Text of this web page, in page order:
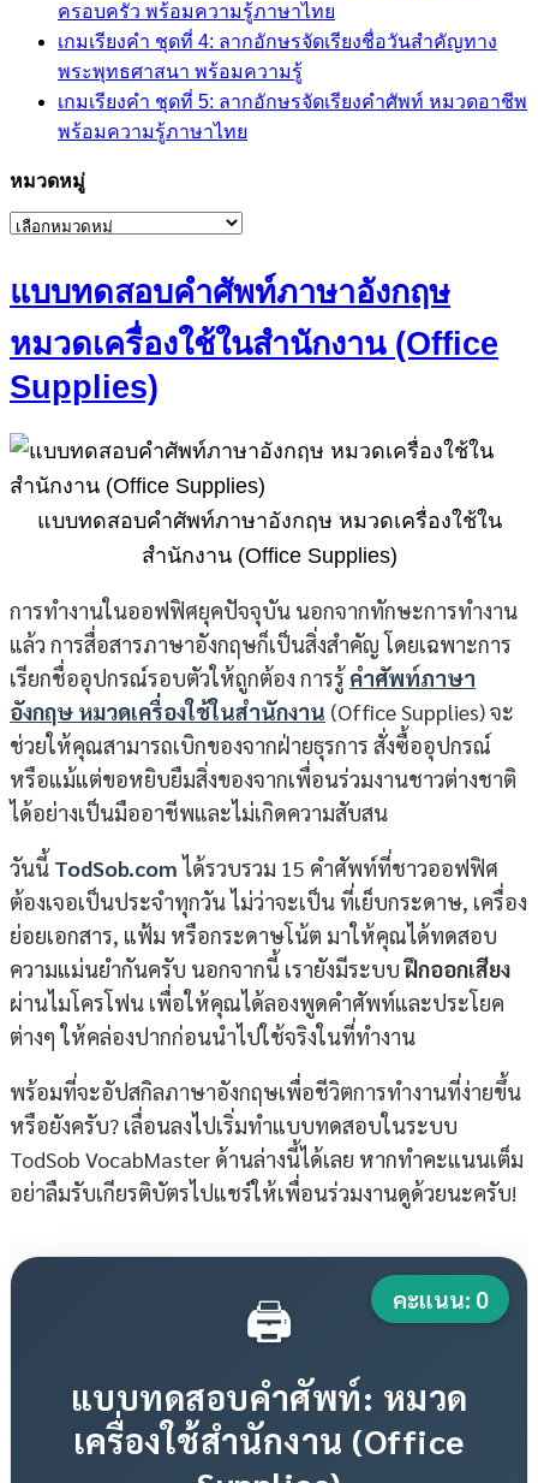
ครอบครัว พร้อมความรู้ภาษาไทย
เกมเรียงคำ ชุดที่ 4: ลากอักษรจัดเรียงชื่อวันสำคัญทาง
พระพุทธศาสนา พร้อมความรู้
เกมเรียงคำ ชุดที่ 5: ลากอักษรจัดเรียงคำศัพท์ หมวดอาชีพ
พร้อมความรู้ภาษาไทย
หมวดหมู่
หมวด
แบบทดสอบคำศัพท์ภาษาอังกฤษ
หมวดเครื่องใช้ในสำนักงาน (Office
Supplies)
แบบทดสอบคำศัพท์ภาษาอังกฤษ หมวดเครื่องใช้ใน
สำนักงาน (Office Supplies)
การทำงานในออฟฟิศยุคปัจจุบัน นอกจากทักษะการทำงาน
แล้ว การสื่อสารภาษาอังกฤษก็เป็นสิ่งสำคัญ โดยเฉพาะการ
เรียกชื่ออุปกรณ์รอบตัวให้ถูกต้อง การรู้ คำศัพท์ภาษา
อังกฤษ หมวดเครื่องใช้ในสำนักงาน (Office Supplies) จะ
ช่วยให้คุณสามารถเบิกของจากฝ่ายธุรการ สั่งซื้ออุปกรณ์
หรือแม้แต่ขอหยิบยืมสิ่งของจากเพื่อนร่วมงานชาวต่างชาติ
ได้อย่างเป็นมืออาชีพและไม่เกิดความสับสน
วันนี้ TodSob.com ได้รวบรวม 15 คำศัพท์ที่ชาวออฟฟิศ
ต้องเจอเป็นประจำทุกวัน ไม่ว่าจะเป็น ที่เย็บกระดาษ, เครื่อง
ย่อยเอกสาร, แฟ้ม หรือกระดาษโน้ต มาให้คุณได้ทดสอบ
ความแม่นยำกันครับ นอกจากนี้ เรายังมีระบบฝึกออกเสียง
ผ่านไมโครโฟน เพื่อให้คุณได้ลองพูดคำศัพท์และประโยค
ต่างๆ ให้คล่องปากก่อนนำไปใช้จริงในที่ทำงาน
พร้อมที่จะอัปสกิลภาษาอังกฤษเพื่อชีวิตการทำงานที่ง่ายขึ้น
หรือยังครับ? เลื่อนลงไปเริ่มทำแบบทดสอบในระบบ
TodSob VocabMaster ด้านล่างนี้ได้เลย หากทำคะแนนเต็ม
อย่าลืมรับเกียรติบัตรไปแชร์ให้เพื่อนร่วมงานดูด้วยนะครับ!
🖨️
แบบทดสอบคำศัพท์: หมวด
เครื่องใช้สำนักงาน (Office
คะแนน: 0